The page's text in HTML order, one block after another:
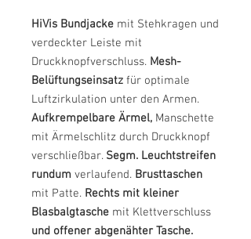
HiVis Bundjacke mit Stehkragen und
verdeckter Leiste mit
Druckknopfverschluss. Mesh-
Belüftungseinsatz für optimale
Luftzirkulation unter den Armen.
Aufkrempelbare Ärmel, Manschette
mit Ärmelschlitz durch Druckknopf
verschließbar. Segm. Leuchtstreifen
rundum verlaufend. Brusttaschen
mit Patte. Rechts mit kleiner
Blasbalgtasche mit Klettverschluss
und offener abgenähter Tasche.